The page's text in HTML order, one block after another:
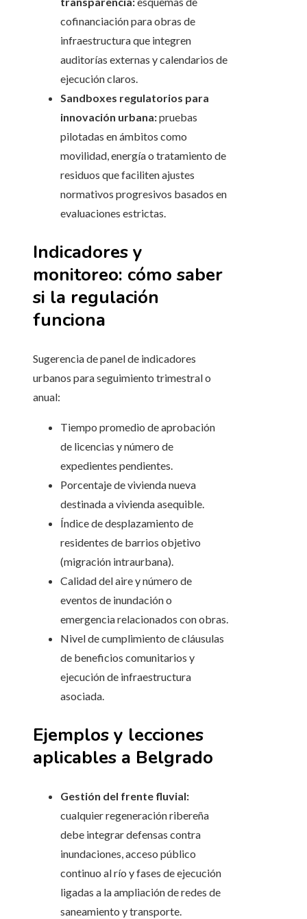
cofinanciación para obras de
infraestructura que integren
auditorías externas y calendarios de
ejecución claros.
Sandboxes regulatorios para
innovación urbana:pruebas
pilotadas en ámbitos como
movilidad, energía o tratamiento de
residuos que faciliten ajustes
normativos progresivos basados en
evaluaciones estrictas.
Indicadores y
monitoreo: cómo saber
si la regulación
funciona
Sugerencia de panel de indicadores
urbanos para seguimiento trimestral o
anual:
Tiempo promedio de aprobación
de licencias y número de
expedientes pendientes.
Porcentaje de vivienda nueva
destinada a vivienda asequible.
Índice de desplazamiento de
residentes de barrios objetivo
(migración intraurbana).
Calidad del aire y número de
eventos de inundación o
emergencia relacionados con obras.
Nivel de cumplimiento de cláusulas
de beneficios comunitarios y
ejecución de infraestructura
asociada.
Ejemplos y lecciones
aplicables a Belgrado
Gestión del frente fluvial:
cualquier regeneración ribereña
debe integrar defensas contra
inundaciones, acceso público
continuo al río y fases de ejecución
ligadas a la ampliación de redes de
saneamiento y transporte.